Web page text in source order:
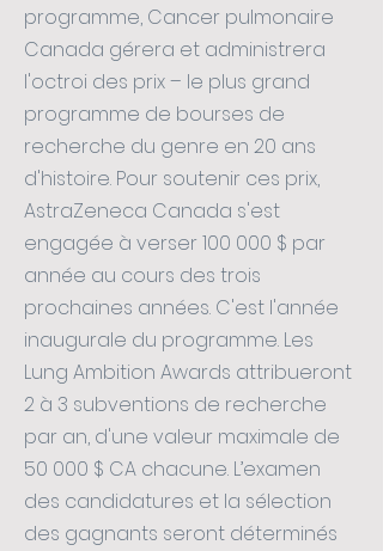
programme, Cancer pulmonaire
Canada gérera et administrera
l'octroi des prix – le plus grand
programme de bourses de
recherche du genre en 20 ans
d'histoire. Pour soutenir ces prix,
AstraZeneca Canada s'est
engagée à verser 100 000 $ par
année au cours des trois
prochaines années. C'est l'année
inaugurale du programme. Les
Lung Ambition Awards attribueront
2 à 3 subventions de recherche
par an, d'une valeur maximale de
50 000 $ CA chacune. L’examen
des candidatures et la sélection
des gagnants seront déterminés